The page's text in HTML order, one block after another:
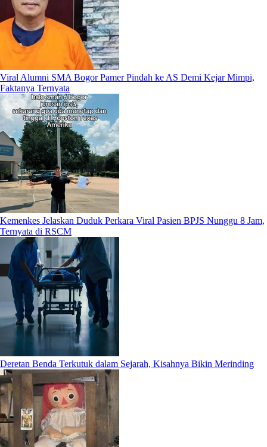
Viral Alumni SMA Bogor Pamer Pindah ke AS Demi Kejar Mimpi,
Faktanya Ternyata
Kemenkes Jelaskan Duduk Perkara Viral Pasien BPJS Nunggu 8 Jam,
Ternyata di RSCM
Deretan Benda Terkutuk dalam Sejarah, Kisahnya Bikin Merinding